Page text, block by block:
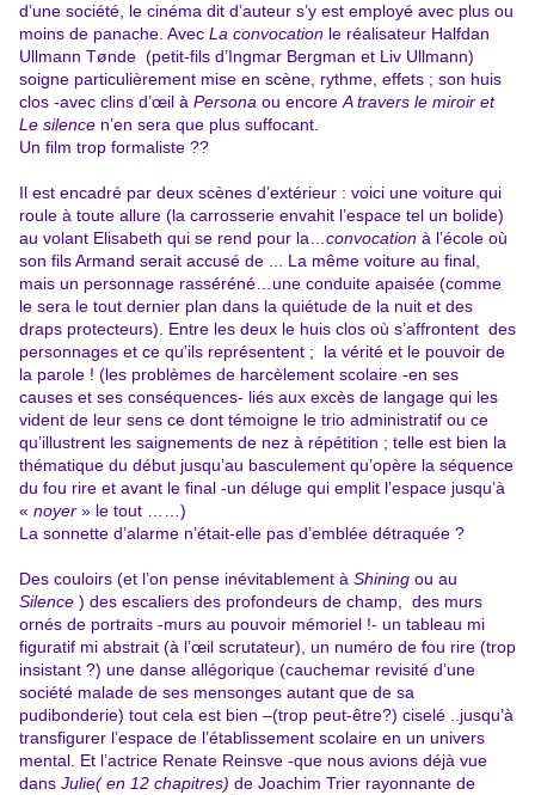
d’une société, le cinéma dit d’auteur s’y est employé avec plus ou
moins de panache. Avec La convocation le réalisateur Halfdan
Ullmann Tønde (petit-fils d’Ingmar Bergman et Liv Ullmann)
soigne particulièrement mise en scène, rythme, effets ; son huis
clos -avec clins d’œil à Persona ou encore A travers le miroir et
Le silence n’en sera que plus suffocant.
Un film trop formaliste ??
Il est encadré par deux scènes d’extérieur : voici une voiture qui
roule à toute allure (la carrosserie envahit l’espace tel un bolide)
au volant Elisabeth qui se rend pour la… convocation à l’école où
son fils Armand serait accusé de ... La même voiture au final,
mais un personnage rasséréné…une conduite apaisée (comme
le sera le tout dernier plan dans la quiétude de la nuit et des
draps protecteurs). Entre les deux le huis clos où s’affrontent des
personnages et ce qu’ils représentent ; la vérité et le pouvoir de
la parole ! (les problèmes de harcèlement scolaire -en ses
causes et ses conséquences- liés aux excès de langage qui les
vident de leur sens ce dont témoigne le trio administratif ou ce
qu’illustrent les saignements de nez à répétition ; telle est bien la
thématique du début jusqu’au basculement qu’opère la séquence
du fou rire et avant le final -un déluge qui emplit l’espace jusqu’à
« noyer » le tout ……)
La sonnette d’alarme n’était-elle pas d’emblée détraquée ?
Des couloirs (et l’on pense inévitablement à Shining ou au
Silence ) des escaliers des profondeurs de champ, des murs
ornés de portraits -murs au pouvoir mémoriel !- un tableau mi
figuratif mi abstrait (à l’œil scrutateur), un numéro de fou rire (trop
insistant ?) une danse allégorique (cauchemar revisité d’une
société malade de ses mensonges autant que de sa
pudibonderie) tout cela est bien –(trop peut-être?) ciselé ..jusqu’à
transfigurer l’espace de l’établissement scolaire en un univers
mental. Et l’actrice Renate Reinsve -que nous avions déjà vue
dans Julie( en 12 chapitres) de Joachim Trier rayonnante de